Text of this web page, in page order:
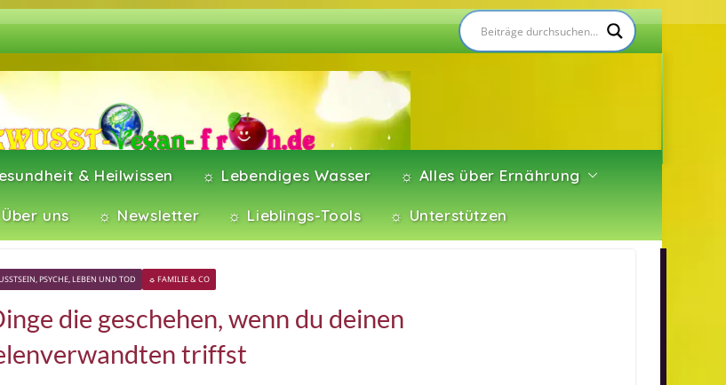
& Heilwissen ☼ Lebendiges Wasser ☼ Alles über Ernährung
uns ☼ Newsletter ☼ Lieblings-Tools ☼ Unterstützen
PSYCHE, LEBEN UND TOD ☼ FAMILIE & CO
die geschehen, wenn du deinen
triffst